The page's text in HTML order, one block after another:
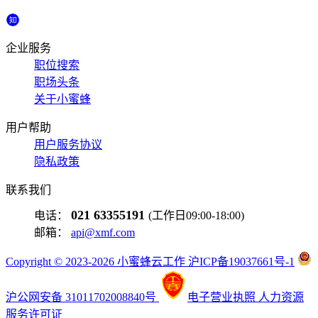
企业服务
职位搜索
职场头条
关于小蜜蜂
用户帮助
用户服务协议
隐私政策
联系我们
电话： 021 63355191 (工作日09:00-18:00)
邮箱： api@xmf.com
Copyright © 2023-2026 小蜜蜂云工作 沪ICP备19037661号-1
沪公网安备 31011702008840号 电子营业执照 人力资源
服务许可证